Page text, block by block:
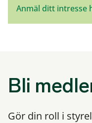
Anmäl ditt intresse
Bli
Gör din roll i